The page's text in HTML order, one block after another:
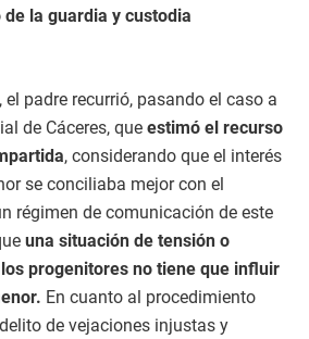
la guardia y custodia
padre recurrió, pasando el caso a
de Cáceres, que estimó el recurso
, considerando que el interés
se conciliaba mejor con el
régimen de comunicación de este
una situación de tensión o
progenitores no tiene que influir
En cuanto al procedimiento
de vejaciones injustas y